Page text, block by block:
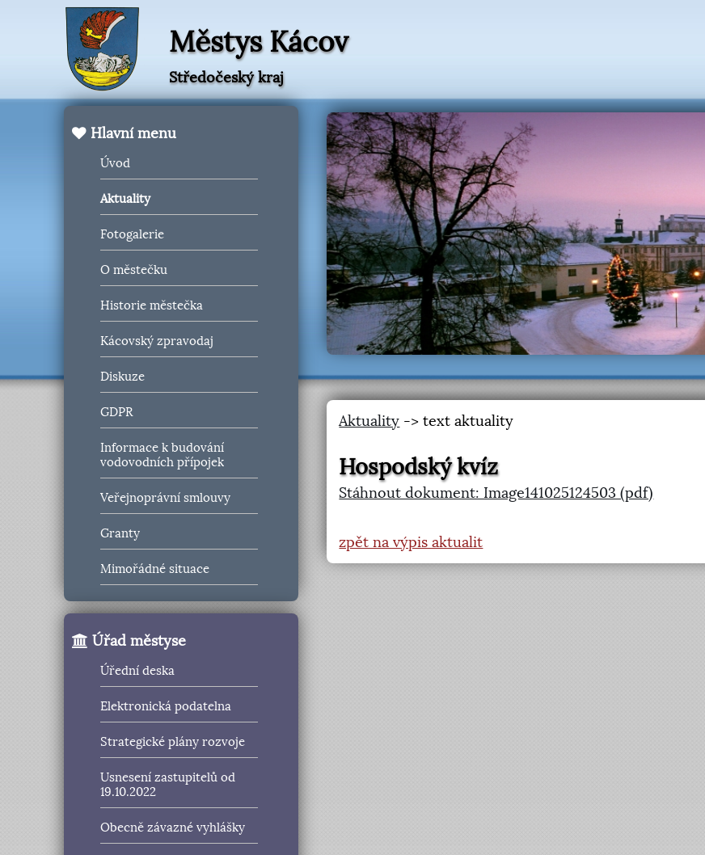
Městys Kácov
Středočeský kraj
Hlavní menu
Úvod
Aktuality
Fotogalerie
O městečku
Historie městečka
Kácovský zpravodaj
Diskuze
GDPR
Informace k budování
vodovodních přípojek
Veřejnoprávní smlouvy
Granty
Mimořádné situace
Úřad městyse
Úřední deska
Elektronická podatelna
Strategické plány rozvoje
Usnesení zastupitelů od
19.10.2022
Obecně závazné vyhlášky
Aktuality -> text aktuality
Hospodský kvíz
Stáhnout dokument: Image141025124503 (pdf)
zpět na výpis aktualit